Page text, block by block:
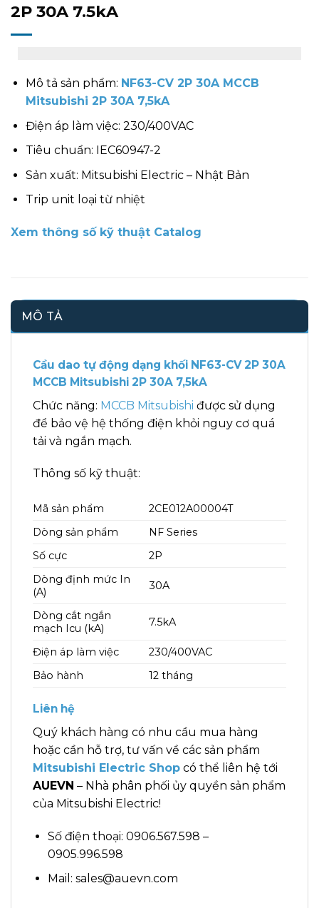
2P 30A 7.5kA
Mô tả sản phẩm: NF63-CV 2P 30A MCCB
Mitsubishi 2P 30A 7,5kA
Điện áp làm việc: 230/400VAC
Tiêu chuẩn: IEC60947-2
Sản xuất: Mitsubishi Electric – Nhật Bản
Trip unit loại từ nhiệt
Xem thông số kỹ thuật Catalog
MÔ TẢ
Cầu dao tự động dạng khối NF63-CV 2P 30A
MCCB Mitsubishi 2P 30A 7,5kA
Chức năng: MCCB Mitsubishi được sử dụng
để bảo vệ hệ thống điện khỏi nguy cơ quá
tải và ngắn mạch.
Thông số kỹ thuật:
Mã sản phẩm
2CE012A00004T
Dòng sản phẩm
NF Series
Số cực
2P
Dòng định mức In
(A)
30A
Dòng cắt ngắn
mạch Icu (kA)
7.5kA
Điện áp làm việc
230/400VAC
Bảo hành
12 tháng
Liên hệ
Quý khách hàng có nhu cầu mua hàng
hoặc cần hỗ trợ, tư vấn về các sản phẩm
Mitsubishi Electric Shop có thể liên hệ tới
AUEVN – Nhà phân phối ủy quyền sản phẩm
của Mitsubishi Electric!
Số điện thoại: 0906.567.598 –
0905.996.598
Mail: sales@auevn.com